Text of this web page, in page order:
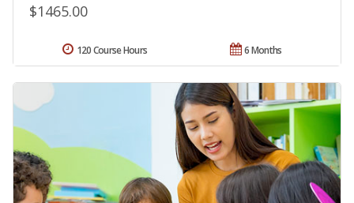
$1465.00
6 Months
120 Course Hours